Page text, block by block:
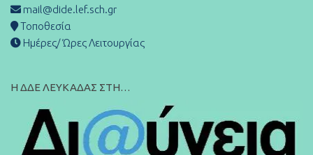
mail@dide.lef.sch.gr
Τοποθεσία
Ημέρες/ Ώρες Λειτουργίας
Η ΔΔΕ ΛΕΥΚΑΔΑΣ ΣΤΗ…